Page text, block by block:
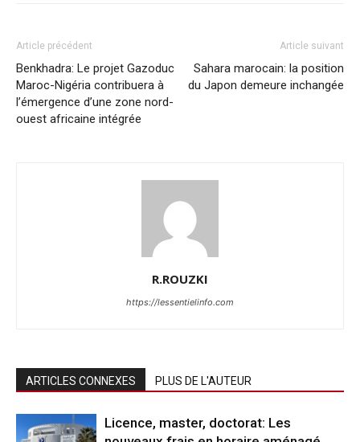
Article précédent
Benkhadra: Le projet Gazoduc
Maroc-Nigéria contribuera à
l’émergence d’une zone nord-
ouest africaine intégrée
Article suivant
Sahara marocain: la position
du Japon demeure inchangée
R.ROUZKI
https://lessentielinfo.com
ARTICLES CONNEXES PLUS DE L'AUTEUR
Licence, master, doctorat: Les